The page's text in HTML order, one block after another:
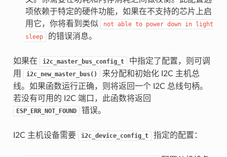
项依赖于特定的硬件功能，如果在不支持的芯片上启
用它，你将看到类似
not able to power down in
light
sleep
的错误消息。
如果在 i2c_master_bus_config_t
中指定了配置，则可调
用
i2c_new_master_bus()
来分配和初始化 I2C 主机总
线。如果函数运行正确，则将返回一个 I2C 总线句柄。
若没有可用的 I2C 端口，此函数将返回
ESP_ERR_NOT_FOUND 错误。
I2C 主机设备需要 i2c_device_config_t 指定的配置：